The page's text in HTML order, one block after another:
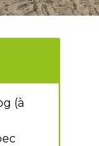
(à